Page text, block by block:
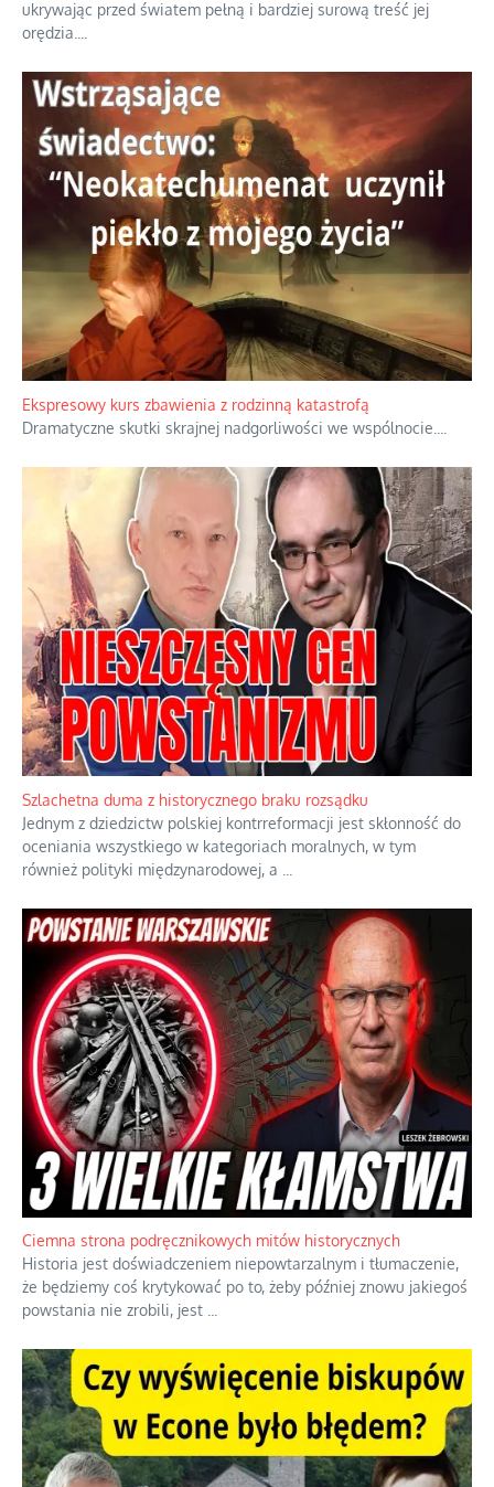
ukrywając przed światem pełną i bardziej surową treść jej
orędzia.
Ekspresowy kurs zbawienia z rodzinną katastrofą
Dramatyczne skutki skrajnej nadgorliwości we wspólnocie.
Szlachetna duma z historycznego braku rozsądku
Jednym z dziedzictw polskiej kontrreformacji jest skłonność do
oceniania wszystkiego w kategoriach moralnych, w tym
również polityki międzynarodowej, a
Ciemna strona podręcznikowych mitów historycznych
Historia jest doświadczeniem niepowtarzalnym i tłumaczenie,
że będziemy coś krytykować po to, żeby później znowu jakiegoś
powstania nie zrobili, jest